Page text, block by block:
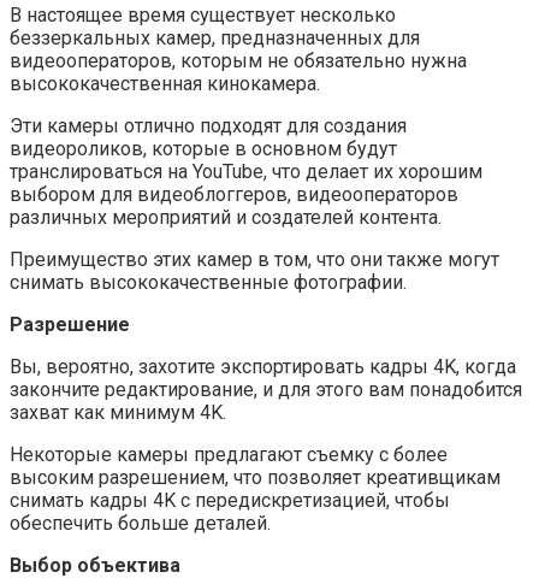
В настоящее время существует несколько
беззеркальных камер, предназначенных для
видеооператоров, которым не обязательно нужна
высококачественная кинокамера.
Эти камеры отлично подходят для создания
видеороликов, которые в основном будут
транслироваться на YouTube, что делает их хорошим
выбором для видеоблоггеров, видеооператоров
различных мероприятий и создателей контента.
Преимущество этих камер в том, что они также могут
снимать высококачественные фотографии.
Разрешение
Вы, вероятно, захотите экспортировать кадры 4K, когда
закончите редактирование, и для этого вам понадобится
захват как минимум 4K.
Некоторые камеры предлагают съемку с более
высоким разрешением, что позволяет креативщикам
снимать кадры 4K с передискретизацией, чтобы
обеспечить больше деталей.
Выбор объектива